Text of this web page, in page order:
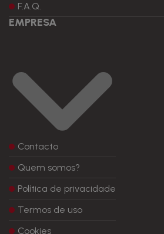
F.A.Q.
EMPRESA
Contacto
Quem somos?
Política de privacidade
Termos de uso
Cookies